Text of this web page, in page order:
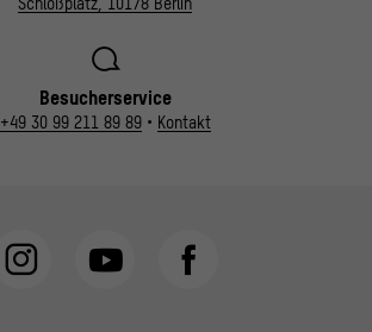
Besucherservice
+49 30 99 211 89 89• Kontakt